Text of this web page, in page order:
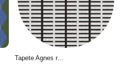
Tapete Agnes redondo 3 geométrico feito à mão, 100% algodão reciclado